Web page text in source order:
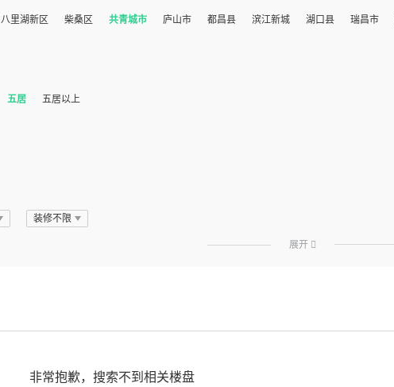
八里湖新区 柴桑区 共青城市 庐山市 都昌县 滨江新城 湖口县 瑞昌市
五居 五居以上
装修不限
展开 
非常抱歉，搜索不到相关楼盘